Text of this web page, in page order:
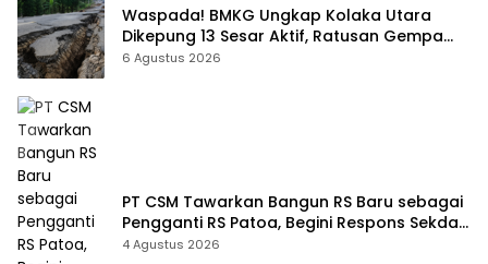
Waspada! BMKG Ungkap Kolaka Utara
Dikepung 13 Sesar Aktif, Ratusan Gempa
Sudah Terekam
6 Agustus 2026
PT CSM Tawarkan Bangun RS Baru sebagai
Pengganti RS Patoa, Begini Respons Sekda
Kolut
4 Agustus 2026